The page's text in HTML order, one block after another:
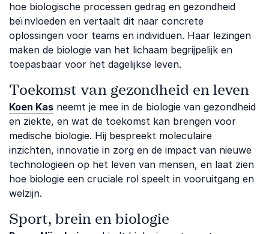
hoe biologische processen gedrag en gezondheid
beïnvloeden en vertaalt dit naar concrete
oplossingen voor teams en individuen. Haar lezingen
maken de biologie van het lichaam begrijpelijk en
toepasbaar voor het dagelijkse leven.
Toekomst van gezondheid en leven
Koen Kas neemt je mee in de biologie van gezondheid
en ziekte, en wat de toekomst kan brengen voor
medische biologie. Hij bespreekt moleculaire
inzichten, innovatie in zorg en de impact van nieuwe
technologieën op het leven van mensen, en laat zien
hoe biologie een cruciale rol speelt in vooruitgang en
welzijn.
Sport, brein en biologie